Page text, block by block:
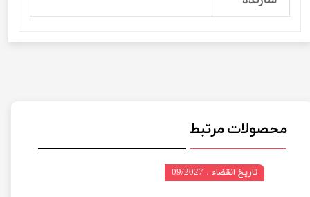
محصولات مرتبط
تاریخ انقضاء : 09/2027